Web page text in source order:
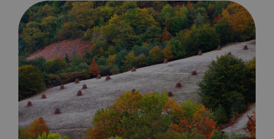
5 increíbles bosques navarros que despiertan en primavera